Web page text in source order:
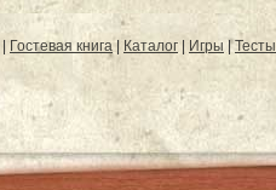
| Гостевая книга| Каталог | Игры |Тесты